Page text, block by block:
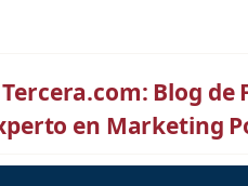
Blog de
en Marketing